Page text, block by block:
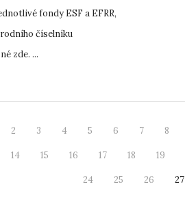
fondy ESF a EFRR,
číselníku
zde. ...
2 3 4 5 6 7 8
14 15 16 17 18 19
24 25 26 27